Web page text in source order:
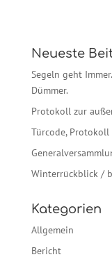
Neueste
Segeln geht
Dümmer.
Protokoll zur
Türcode,
Winterrückblick /
Kategorien
Allgemein
Bericht